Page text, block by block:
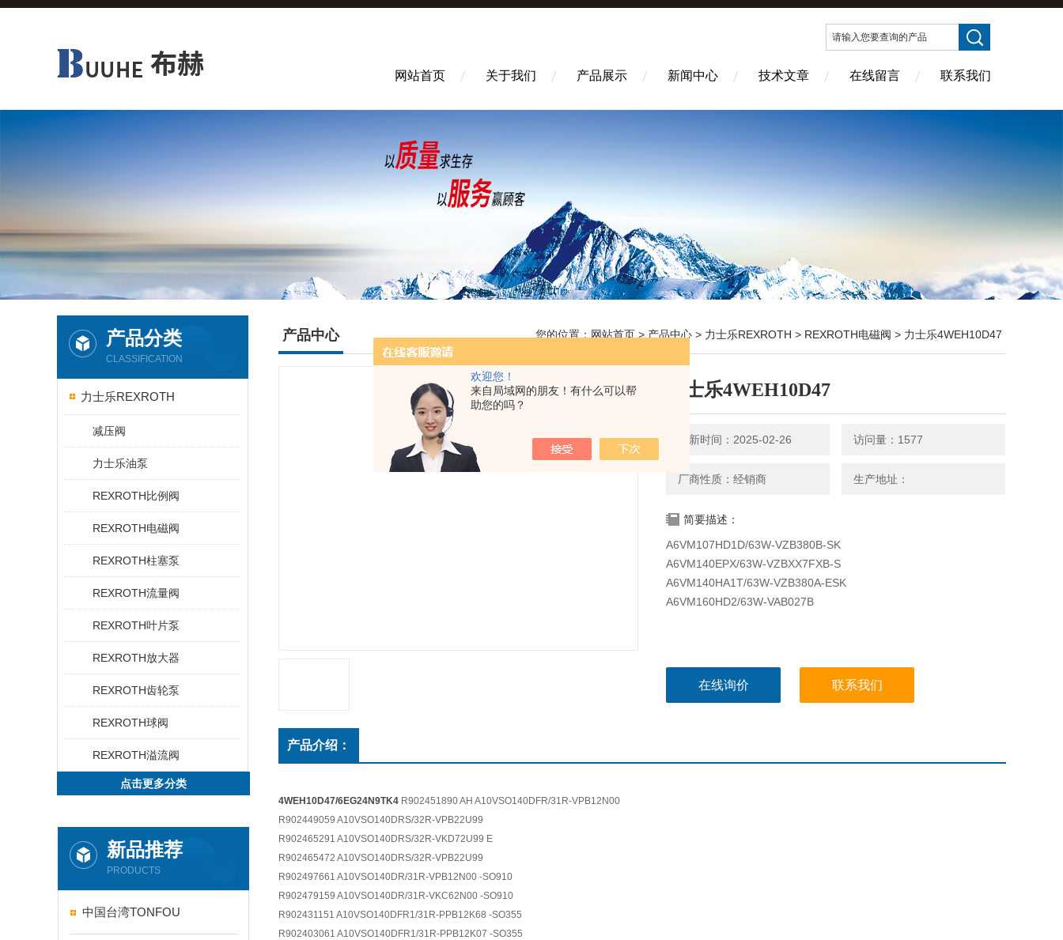
欢迎您！
来自局域网的朋友！有什么可以帮
助您的吗？
网站首页 关于我们 产品展示 新闻中心 技术文章 在线留言 联系我们
产品分类
CLASSIFICATION
力士乐REXROTH
减压阀
力士乐油泵
REXROTH比例阀
REXROTH电磁阀
REXROTH柱塞泵
REXROTH流量阀
REXROTH叶片泵
REXROTH放大器
REXROTH齿轮泵
REXROTH球阀
REXROTH溢流阀
点击更多分类
新品推荐
PRODUCTS
中国台湾TONFOU
产品中心 您的位置： 网站首页 > 产品中心 > 力士乐REXROTH > REXROTH电磁阀 > 力士乐4WEH10D47
力士乐4WEH10D47
更新时间：2025-02-26 访问量：1577
厂商性质：经销商 生产地址：
简要描述：
A6VM107HD1D/63W-VZB380B-SK
A6VM140EPX/63W-VZBXX7FXB-S
A6VM140HA1T/63W-VZB380A-ESK
A6VM160HD2/63W-VAB027B
在线询价 联系我们
产品介绍：
4WEH10D47/6EG24N9TK4 R902451890 AH A10VSO140DFR/31R-VPB12N00
R902449059 A10VSO140DRS/32R-VPB22U99
R902465291 A10VSO140DRS/32R-VKD72U99 E
R902465472 A10VSO140DRS/32R-VPB22U99
R902497661 A10VSO140DR/31R-VPB12N00 -SO910
R902479159 A10VSO140DR/31R-VKC62N00 -SO910
R902431151 A10VSO140DFR1/31R-PPB12K68 -SO355
R902403061 A10VSO140DFR1/31R-PPB12K07 -SO355